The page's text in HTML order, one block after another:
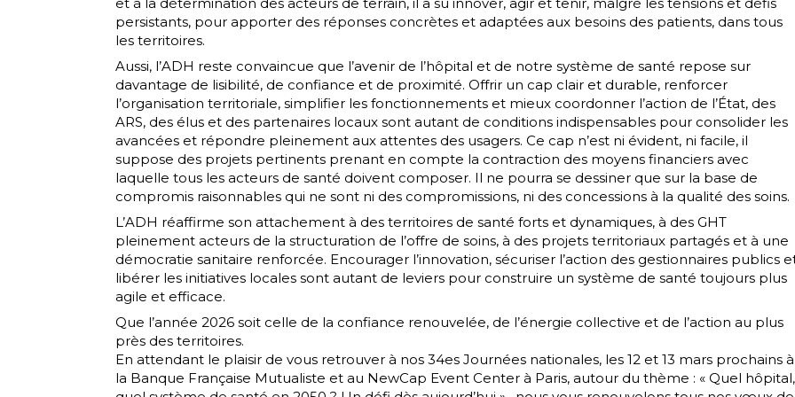
persistants, pour apporter des réponses concrètes et adaptées aux besoins des patients, dans tous
les territoires.
Aussi, l’ADH reste convaincue que l’avenir de l’hôpital et de notre système de santé repose sur
davantage de lisibilité, de confiance et de proximité. Offrir un cap clair et durable, renforcer
l’organisation territoriale, simplifier les fonctionnements et mieux coordonner l’action de l’État, des
ARS, des élus et des partenaires locaux sont autant de conditions indispensables pour consolider les
avancées et répondre pleinement aux attentes des usagers. Ce cap n’est ni évident, ni facile, il
suppose des projets pertinents prenant en compte la contraction des moyens financiers avec
laquelle tous les acteurs de santé doivent composer. Il ne pourra se dessiner que sur la base de
compromis raisonnables qui ne sont ni des compromissions, ni des concessions à la qualité des soins.
L’ADH réaffirme son attachement à des territoires de santé forts et dynamiques, à des GHT
pleinement acteurs de la structuration de l’offre de soins, à des projets territoriaux partagés et à une
démocratie sanitaire renforcée. Encourager l’innovation, sécuriser l’action des gestionnaires publics
libérer les initiatives locales sont autant de leviers pour construire un système de santé toujours plus
agile et efficace.
Que l’année 2026 soit celle de la confiance renouvelée, de l’énergie collective et de l’action au plus
près des territoires.
En attendant le plaisir de vous retrouver à nos 34es Journées nationales, les 12 et 13 mars prochains à
la Banque Française Mutualiste et au NewCap Event Center à Paris, autour du thème : « Quel hôpital,